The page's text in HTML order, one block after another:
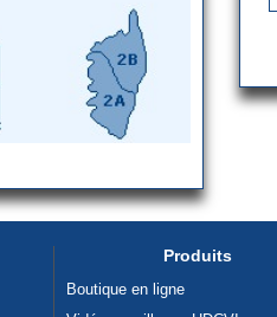
Produits
Boutique en ligne